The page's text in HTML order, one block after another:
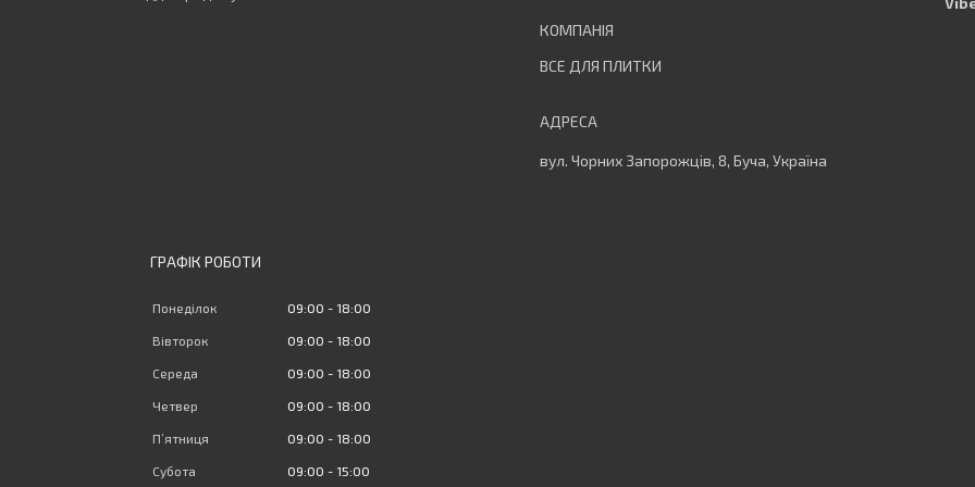
ВСЕ ДЛЯ ПЛИТКИ
вул. Чорних Запорожців, 8, Буча, Україна
ГРАФІК РОБОТИ
Понеділок 09:00 18:00
Вівторок 09:00 18:00
Середа 09:00 18:00
Четвер 09:00 18:00
Пʼятниця 09:00 18:00
Субота 09:00 15:00